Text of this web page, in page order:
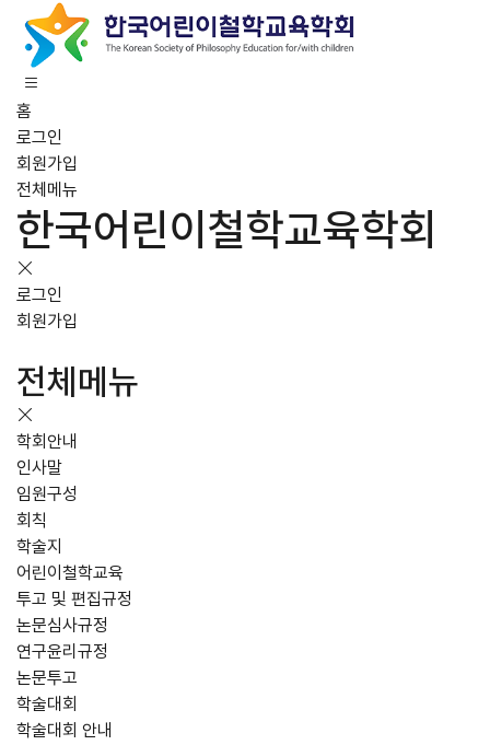
홈
로그인
회원가입
전체메뉴
한국어린이철학교육학회
로그인
회원가입
전체메뉴
학회안내
인사말
임원구성
회칙
학술지
어린이철학교육
투고 및 편집규정
논문심사규정
연구윤리규정
논문투고
학술대회
학술대회 안내